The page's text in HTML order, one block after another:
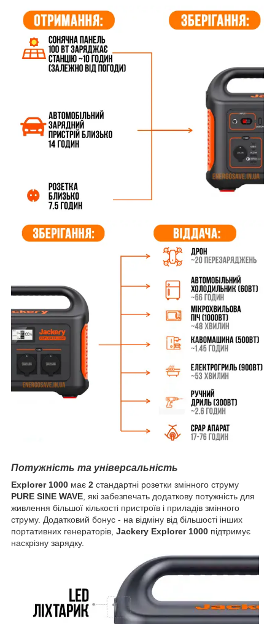
Потужність та універсальність
Explorer 1000 має 2 стандартні розетки змінного струму
PURE SINE WAVE, які забезпечать додаткову потужність для
живлення більшої кількості пристроїв і приладів змінного
струму. Додатковий бонус - на відміну від більшості інших
портативних генераторів, Jackery Explorer 1000 підтримує
наскрізну зарядку.